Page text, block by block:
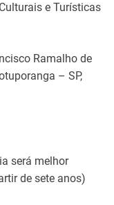
e Turísticas
Ramalho de
– SP,
será melhor
de sete anos)